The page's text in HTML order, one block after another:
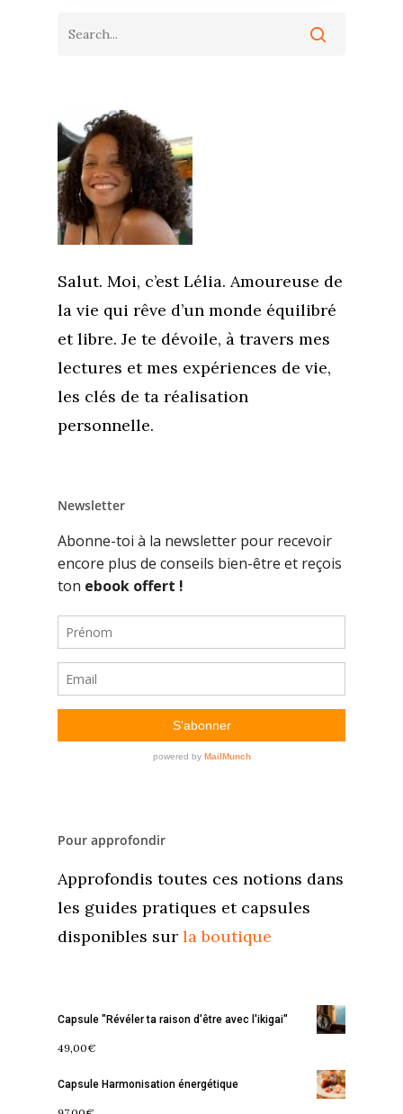
Salut. Moi, c’est Lélia. Amoureuse de
la vie qui rêve d’un monde équilibré
et libre. Je te dévoile, à travers mes
lectures et mes expériences de vie,
les clés de ta réalisation
personnelle.
Newsletter
Pour approfondir
Approfondis toutes ces notions dans
les guides pratiques et capsules
disponibles sur la boutique
Capsule "Révéler ta raison d'être avec l'ikigai"
49,00€
Capsule Harmonisation énergétique